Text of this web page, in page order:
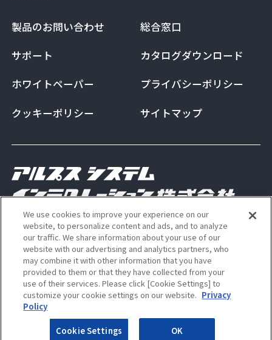
製品のお問い合わせ
総合窓口
サポート
カタログダウンロード
ホワイトペーパー
プライバシーポリシー
クッキーポリシー
サイトマップ
Copyright Alps System Integration Co., Ltd. All
rights reserved
ALSI 公式 Instagram アカウン
ALSI 公式 X アカウント
We use cookies to improve your experience on our
website, to personalize content and ads, and to analyze
our traffic. We share information about your use of our
website with our advertising and analytics partners, who
may combine it with other information that you have
provided to them or that they have collected from your
use of their services. Please click [Cookie Settings] to
customize your cookie settings on our website. Privacy
Policy
Cookie Settings OK